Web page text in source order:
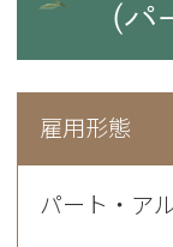
（パ
雇用形態
パート・ア